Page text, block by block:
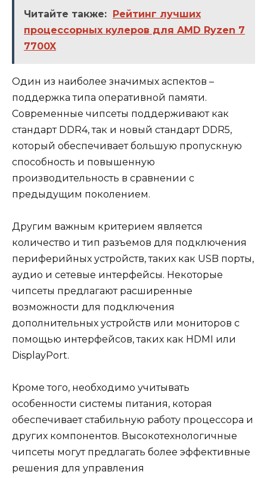
Читайте также: Рейтинг лучших
процессорных кулеров для AMD Ryzen 7
7700X
Один из наиболее значимых аспектов –
поддержка типа оперативной памяти.
Современные чипсеты поддерживают как
стандарт DDR4, так и новый стандарт DDR5,
который обеспечивает большую пропускную
способность и повышенную
производительность в сравнении с
предыдущим поколением.
Другим важным критерием является
количество и тип разъемов для подключения
периферийных устройств, таких как USB порты,
аудио и сетевые интерфейсы. Некоторые
чипсеты предлагают расширенные
возможности для подключения
дополнительных устройств или мониторов с
помощью интерфейсов, таких как HDMI или
DisplayPort.
Кроме того, необходимо учитывать
особенности системы питания, которая
обеспечивает стабильную работу процессора и
других компонентов. Высокотехнологичные
чипсеты могут предлагать более эффективные
решения для управления